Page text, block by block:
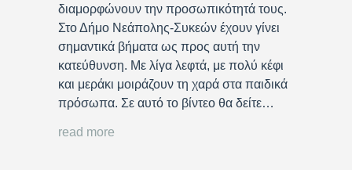
διαμορφώνουν την προσωπικότητά τους.
Στο Δήμο Νεάπολης-Συκεών έχουν γίνει
σημαντικά βήματα ως προς αυτή την
κατεύθυνση. Με λίγα λεφτά, με πολύ κέφι
και μεράκι μοιράζουν τη χαρά στα παιδικά
πρόσωπα. Σε αυτό το βίντεο θα δείτε…
read more